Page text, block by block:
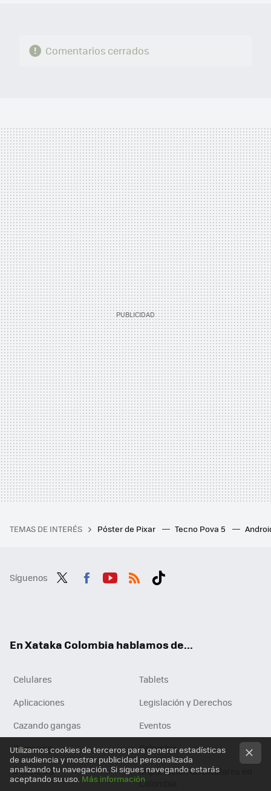
Comentarios cerrados
TEMAS DE INTERÉS Póster de Pixar Tecno Pova 5
Síguenos
En Xataka Colombia hablamos de...
Celulares
Tablets
Aplicaciones
Legislación y Derechos
Cazando gangas
Eventos
Samsung
Colombia
iPhone 6S
Importación de celulares en
Colombia
Utilizamos cookies de terceros para generar estadísticas
de audiencia y mostrar publicidad personalizada
analizando tu navegación. Si sigues navegando estarás
aceptando su uso. Más información